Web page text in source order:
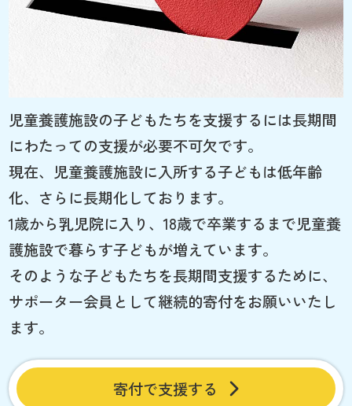
児童養護施設の子どもたちを支援するには長期間
にわたっての支援が必要不可欠です。
現在、児童養護施設に入所する子どもは低年齢
化、さらに長期化しております。
1歳から乳児院に入り、18歳で卒業するまで児童養
護施設で暮らす子どもが増えています。
そのような子どもたちを長期間支援するために、
サポーター会員として継続的寄付をお願いいたし
ます。
寄付で支援する